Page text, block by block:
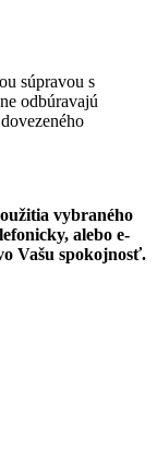
súpravou s
odbúravajú
vybraného
alebo e-
Vašu spokojnosť.